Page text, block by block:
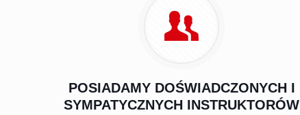
POSIADAMY DOŚWIADCZONYCH I
SYMPATYCZNYCH INSTRUKTORÓW